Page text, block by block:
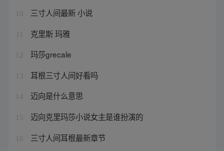
10 三寸人间最新 小说
克里斯 玛雅
12 玛莎grecale
13 耳根三寸人间好看吗
14 迈向是什么意思
15 迈向克里玛莎小说女主是谁扮演的
16 三寸人间耳根最新章节